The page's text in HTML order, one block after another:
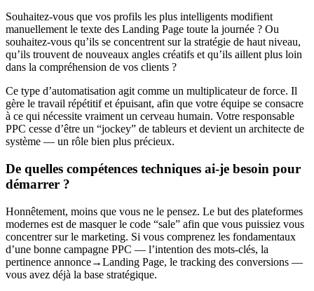
Souhaitez-vous que vos profils les plus intelligents modifient
manuellement le texte des Landing Page toute la journée ? Ou
souhaitez-vous qu’ils se concentrent sur la stratégie de haut niveau,
qu’ils trouvent de nouveaux angles créatifs et qu’ils aillent plus loin
dans la compréhension de vos clients ?
Ce type d’automatisation agit comme un multiplicateur de force. Il
gère le travail répétitif et épuisant, afin que votre équipe se consacre
à ce qui nécessite vraiment un cerveau humain. Votre responsable
PPC cesse d’être un “jockey” de tableurs et devient un architecte de
système — un rôle bien plus précieux.
De quelles compétences techniques ai-je besoin pour
démarrer ?
Honnêtement, moins que vous ne le pensez. Le but des plateformes
modernes est de masquer le code “sale” afin que vous puissiez vous
concentrer sur le marketing. Si vous comprenez les fondamentaux
d’une bonne campagne PPC — l’intention des mots-clés, la
pertinence annonce→Landing Page, le tracking des conversions —
vous avez déjà la base stratégique.